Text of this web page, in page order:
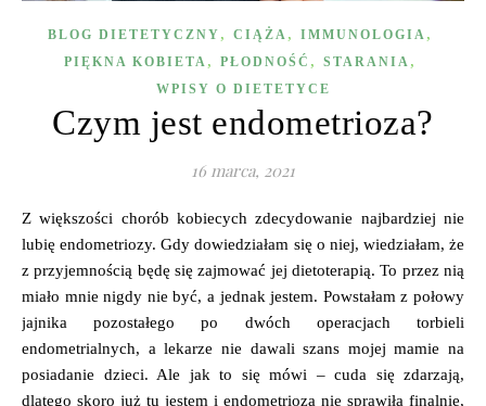
BLOG DIETETYCZNY , CIĄŻA , IMMUNOLOGIA ,
PIĘKNA KOBIETA , PŁODNOŚĆ , STARANIA ,
WPISY O DIETETYCE
Czym jest endometrioza?
16 marca, 2021
Z większości chorób kobiecych zdecydowanie najbardziej nie
lubię endometriozy. Gdy dowiedziałam się o niej, wiedziałam, że
z przyjemnością będę się zajmować jej dietoterapią. To przez nią
miało mnie nigdy nie być, a jednak jestem. Powstałam z połowy
jajnika pozostałego po dwóch operacjach torbieli
endometrialnych, a lekarze nie dawali szans mojej mamie na
posiadanie dzieci. Ale jak to się mówi – cuda się zdarzają,
dlatego skoro już tu jestem i endometrioza nie sprawiła finalnie,